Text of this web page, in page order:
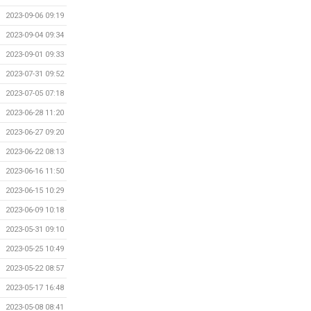
2023-09-06 09:19
2023-09-04 09:34
2023-09-01 09:33
2023-07-31 09:52
2023-07-05 07:18
2023-06-28 11:20
2023-06-27 09:20
2023-06-22 08:13
2023-06-16 11:50
2023-06-15 10:29
2023-06-09 10:18
2023-05-31 09:10
2023-05-25 10:49
2023-05-22 08:57
2023-05-17 16:48
2023-05-08 08:41